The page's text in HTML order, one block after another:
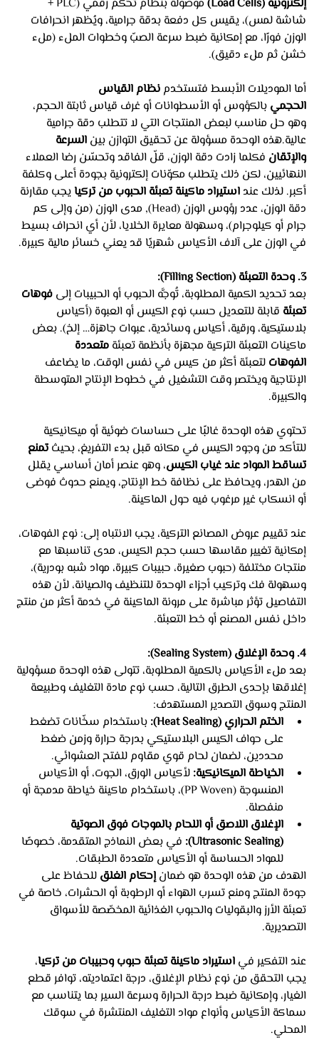
إلكترونية (Load Cells)
موصولة بنظام تحكم رقمي (PLC +
شاشة لمس)، يقيس كل دفعة بدقة جرامية، ويُظهر انحرافات
الوزن فورًا، مع إمكانية ضبط سرعة الصبّ وخطوات الملء (ملء
خشن ثم ملء دقيق).
أما الموديلات الأبسط فتستخدم نظام القياس
الحجمي بالكؤوس أو الأسطوانات أو غرف قياس ثابتة الحجم،
وهو حل مناسب لبعض المنتجات التي لا تتطلب دقة جرامية
عالية.هذه الوحدة مسؤولة عن تحقيق التوازن بين السرعة
والإتقان فكلما زادت دقة الوزن، قلّ الفاقد وتحسّن رضا العملاء
النهائيين، لكن ذلك يتطلب مكوّنات إلكترونية بجودة أعلى وكلفة
أكبر. لذلك عند استيراد ماكينة تعبئة الحبوب من تركيا يجب مقارنة
دقة الوزن، عدد رؤوس الوزن (Head), مدى الوزن (من وإلى كم
جرام أو كيلوجرام)، وسهولة معايرة الخلايا، لأن أي انحراف بسيط
في الوزن على آلاف الأكياس شهريًا قد يعني خسائر مالية كبيرة.
3. وحدة التعبئة (Filling Section):
بعد تحديد الكمية المطلوبة، تُوجَّه الحبوب أو الحبيبات إلى فوهات
تعبئة قابلة للتعديل حسب نوع الكيس أو العبوة (أكياس
بلاستيكية، ورقية، أكياس وسائدية، عبوات جاهزة… إلخ). بعض
ماكينات التعبئة التركية مجهزة بأنظمة تعبئة متعددة
الفوهات لتعبئة أكثر من كيس في نفس الوقت، ما يضاعف
الإنتاجية ويختصر وقت التشغيل في خطوط الإنتاج المتوسطة
والكبيرة.
تحتوي هذه الوحدة غالبًا على حساسات ضوئية أو ميكانيكية
للتأكد من وجود الكيس في مكانه قبل بدء التفريغ، بحيث تمنع
تساقط المواد عند غياب الكيس، وهو عنصر أمان أساسي يقلل
من الهدر، ويحافظ على نظافة خط الإنتاج، ويمنع حدوث فوضى
أو انسكاب غير مرغوب فيه حول الماكينة.
عند تقييم عروض المصانع التركية، يجب الانتباه إلى: نوع الفوهات،
إمكانية تغيير مقاسها حسب حجم الكيس، مدى تناسبها مع
منتجات مختلفة (حبوب صغيرة، حبيبات كبيرة، مواد شبه بودرية)،
وسهولة فك وتركيب أجزاء الوحدة للتنظيف والصيانة، لأن هذه
التفاصيل تؤثر مباشرة على مرونة الماكينة في خدمة أكثر من منتج
داخل نفس المصنع أو خط التعبئة.
4. وحدة الإغلاق (Sealing System):
بعد ملء الأكياس بالكمية المطلوبة، تتولى هذه الوحدة مسؤولية
إغلاقها بإحدى الطرق التالية، حسب نوع مادة التغليف وطبيعة
المنتج وسوق التصدير المستهدف:
الختم الحراري (Heat Sealing):
باستخدام سخّانات تضغط
على حواف الكيس البلاستيكي بدرجة حرارة وزمن ضغط
محددين، لضمان لحام قوي مقاوم للفتح العشوائي.
الخياطة الميكانيكية: لأكياس الورق، الجوت، أو الأكياس
المنسوجة (PP Woven)، باستخدام ماكينة خياطة مدمجة أو
منفصلة.
الإغلاق اللاصق أو اللحام بالموجات فوق الصوتية
(Ultrasonic Sealing):
في بعض النماذج المتقدمة، خصوصًا
للمواد الحساسة أو الأكياس متعددة الطبقات.
الهدف من هذه الوحدة هو ضمان إحكام الغلق للحفاظ على
جودة المنتج ومنع تسرب الهواء أو الرطوبة أو الحشرات، خاصة في
تعبئة الأرز والبقوليات والحبوب الغذائية المخصّصة للأسواق
التصديرية.
عند التفكير في استيراد ماكينة تعبئة حبوب وحبيبات من تركيا،
يجب التحقق من نوع نظام الإغلاق، درجة اعتماديته، توافر قطع
الغيار، وإمكانية ضبط درجة الحرارة وسرعة السير بما يتناسب مع
سماكة الأكياس وأنواع مواد التغليف المنتشرة في سوقك
المحلي.